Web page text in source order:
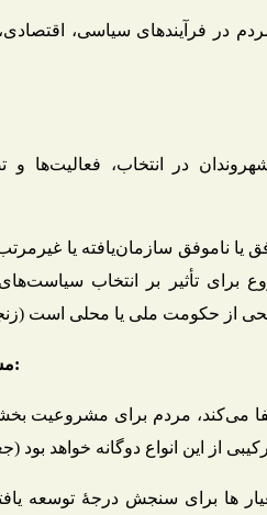
در فرآیند‌های سیاسی،
در انتخاب، فعالیت‌ها
ناموفق سازمان‌یافته یا
برای تأثیر بر انتخاب
مشارکت به عنوان یک وسیله:
می‌کند، مردم برای مشروعیت
ها برای سنجش درجۀ توسعه